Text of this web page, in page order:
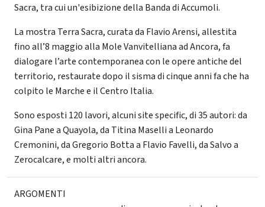
Sacra, tra cui un'esibizione della Banda di Accumoli.
La mostra Terra Sacra, curata da Flavio Arensi, allestita
fino all’8 maggio alla Mole Vanvitelliana ad Ancora, fa
dialogare l’arte contemporanea con le opere antiche del
territorio, restaurate dopo il sisma di cinque anni fa che ha
colpito le Marche e il Centro Italia.
Sono esposti 120 lavori, alcuni site specific, di 35 autori: da
Gina Pane a Quayola, da Titina Maselli a Leonardo
Cremonini, da Gregorio Botta a Flavio Favelli, da Salvo a
Zerocalcare, e molti altri ancora.
ARGOMENTI